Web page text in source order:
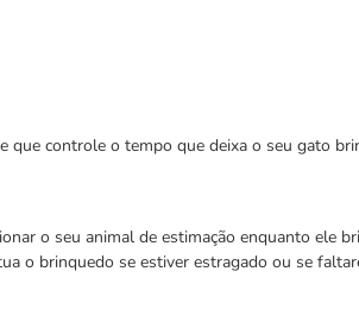
controle o tempo que deixa o seu gato
o seu animal de estimação enquanto ele
o brinquedo se estiver estragado ou se